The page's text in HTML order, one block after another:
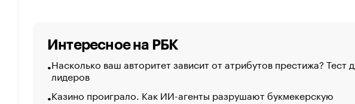
Интересное на РБК
Насколько ваш авторитет зависит от атрибутов престижа? Тест
лидеров
Казино проиграло. Как ИИ-агенты разрушают букмекерскую